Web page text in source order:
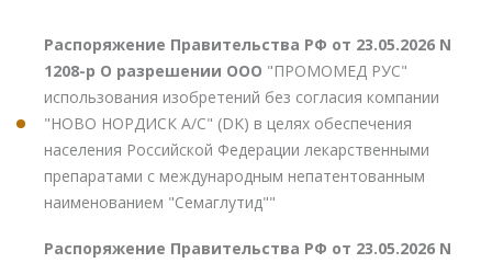
Распоряжение Правительства РФ от 23.05.2026 N
1208-р О разрешении ООО "ПРОМОМЕД РУС"
использования изобретений без согласия компании
"НОВО НОРДИСК А/С" (DK) в целях обеспечения
населения Российской Федерации лекарственными
препаратами с международным непатентованным
наименованием "Семаглутид""
Распоряжение Правительства РФ от 23.05.2026 N